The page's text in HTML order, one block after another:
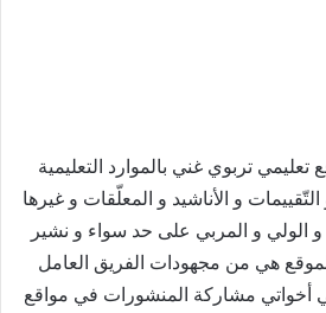
تربوي غني بالموارد التعليمية
و الأناشيد و المعلّقات و غيرها
و الولي و المربي على حد سواء و نشير
هي من مجهودات الفريق العامل
أخواتي مشاركة المنشورات في مواقع